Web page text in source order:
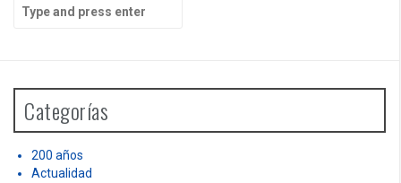
h
o
Categorías
200 años
Actualidad